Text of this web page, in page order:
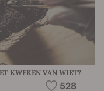
KWEKEN VAN WIET?
528